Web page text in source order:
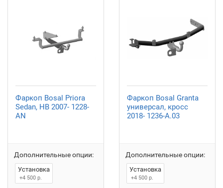
Фаркоп Bosal Priora
Sedan, HB 2007- 1228-
AN
Дополнительные опции:
Установка
+4 500 р.
Фаркоп Bosal Granta
универсал, кросс
2018- 1236-A.03
Дополнительные опции:
Установка
+4 500 р.